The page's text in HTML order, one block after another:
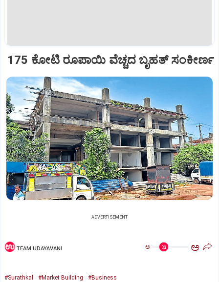
175 ಕೋಟಿ ರೂಪಾಯಿ ವೆಚ್ಚದ ಬೃಹತ್‌ ಸಂಕೀರ್ಣ
ADVERTISEMENT
TEAM UDAYAVANI ಅ ಅ
#Surathkal #Market Building #Business